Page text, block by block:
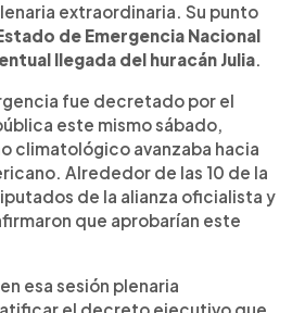
extraordinaria. Su punto
de Emergencia Nacional
llegada del huracán Julia.
fue decretado por el
este mismo sábado,
climatológico avanzaba hacia
Alrededor de las 10 de la
de la alianza oficialista y
que aprobarían este
esa sesión plenaria